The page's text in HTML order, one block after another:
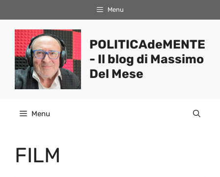
al
contenuto
Menu
POLITICAdeMENTE
- Il blog di Massimo
Del Mese
Menu
FILM